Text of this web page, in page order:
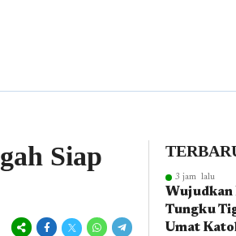
Siap 3 jam lalu
Wujudkan
Tungku
Umat